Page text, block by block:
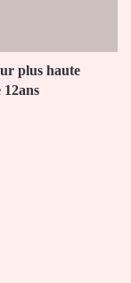
plus haute